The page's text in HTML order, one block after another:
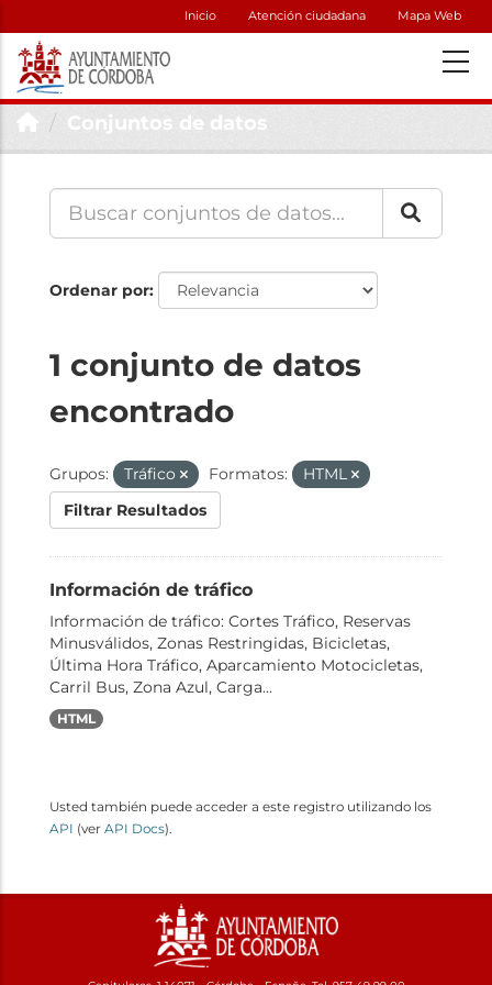
Inicio Atención ciudadana Mapa Web
Conjuntos de datos
Ordenar por
1 conjunto de datos
encontrado
Grupos: Tráfico Formatos:
HTML
Filtrar Resultados
Información de tráfico
Información de tráfico: Cortes Tráfico, Reservas
Minusválidos, Zonas Restringidas, Bicicletas,
Última Hora Tráfico, Aparcamiento Motocicletas,
Carril Bus, Zona Azul, Carga...
HTML
Usted también puede acceder a este registro utilizando los
API (ver API Docs).